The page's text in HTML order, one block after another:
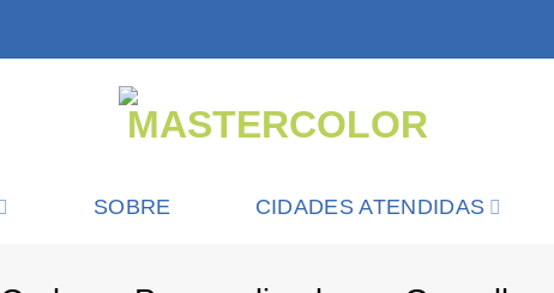
SOBRE CIDADES ATENDIDAS